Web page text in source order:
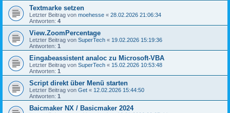
Textmarke setzen
Letzter Beitrag von moehesse « 28.02.2026 21:06:34
Antworten: 4
View.ZoomPercentage
Letzter Beitrag von SuperTech « 19.02.2026 15:19:36
Antworten: 1
Eingabeassistent analoc zu Microsoft-VBA
Letzter Beitrag von SuperTech « 15.02.2026 10:53:48
Antworten: 1
Script direkt über Menü starten
Letzter Beitrag von Get « 12.02.2026 15:44:50
Antworten: 1
Baicmaker NX / Basicmaker 2024